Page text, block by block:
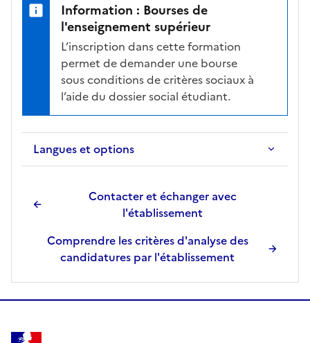
Information : Bourses de
l'enseignement supérieur
L’inscription dans cette formation
permet de demander une bourse
sous conditions de critères sociaux à
l’aide du dossier social étudiant.
Langues et options
Contacter et échanger avec
l'établissement
Comprendre les critères d'analyse des
candidatures par l'établissement